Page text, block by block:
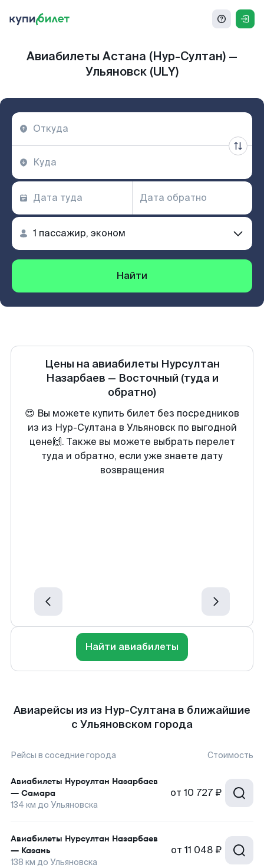
Авиабилеты Астана (Нур-Султан) —
Ульяновск (ULY)
Найти
Цены на авиабилеты Нурсултан
Назарбаев — Восточный (туда и
обратно)
😍 Вы можете купить билет без посредников
из из Нур-Султана в Ульяновск по выгодной
цене🙌. Также вы можете выбрать перелет
туда и обратно, если уже знаете дату
возвращения
Найти авиабилеты
Авиарейсы из из Нур-Султана в ближайшие
с Ульяновском города
Рейсы в соседние города Стоимость
Авиабилеты Нурсултан Назарбаев
— Самара
134 км до Ульяновска
от 10 727 ₽
Авиабилеты Нурсултан Назарбаев
— Казань
138 км до Ульяновска
от 11 048 ₽